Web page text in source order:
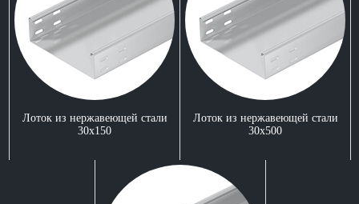
Лоток из нержавеющей стали
30x150
Лоток из нержавеющей стали
30x500